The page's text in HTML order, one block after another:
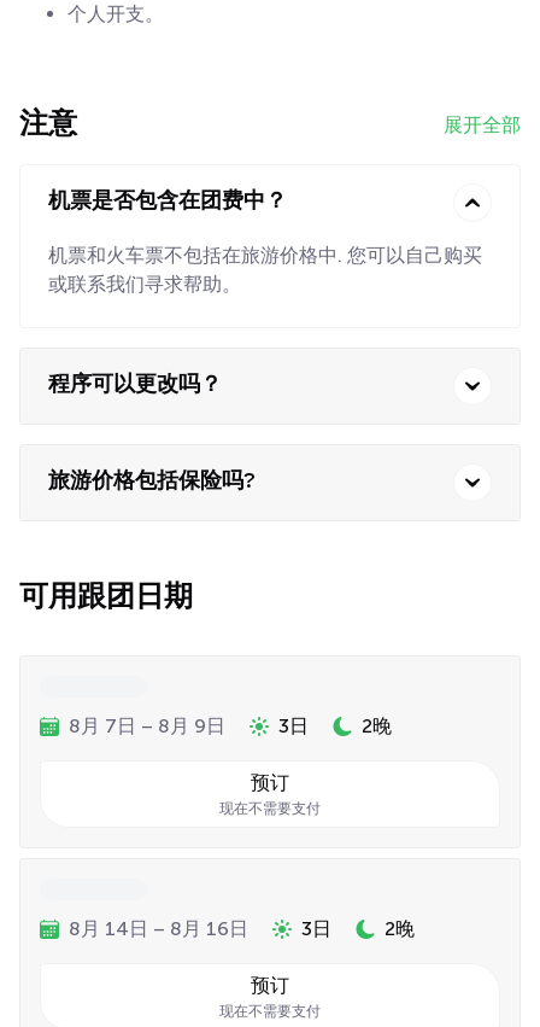
个人开支。
注意 展开全部
机票是否包含在团费中？
机票和火车票不包括在旅游价格中. 您可以自己购买
或联系我们寻求帮助。
程序可以更改吗？
旅游价格包括保险吗?
可用跟团日期
8月 7日 – 8月 9日 3日 2晚
预订
现在不需要支付
8月 14日 – 8月 16日 3日 2晚
预订
现在不需要支付